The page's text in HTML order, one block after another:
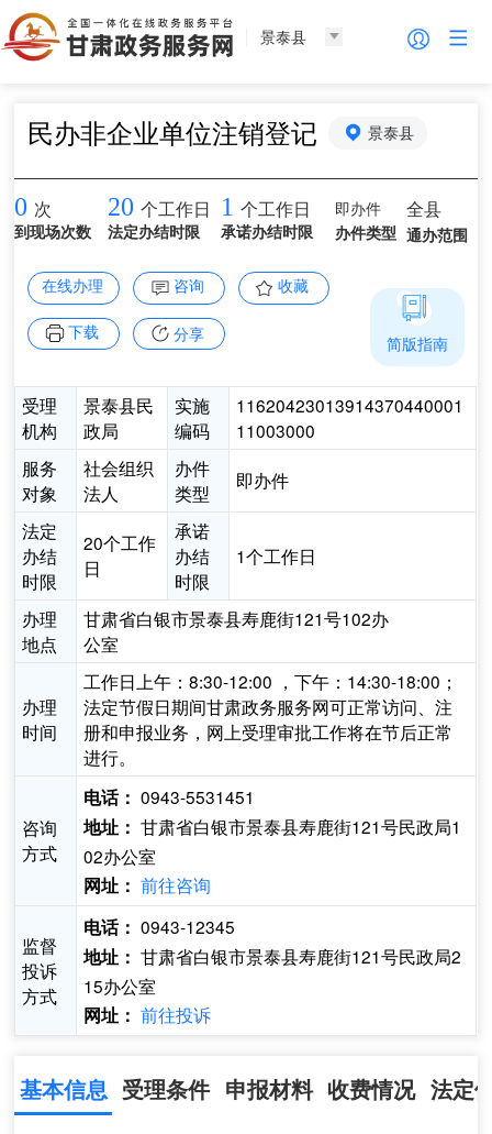
景泰县
民办非企业单位注销登记 景泰县
0 次
到现场次数
20 个工作日
法定办结时限
1 个工作日
承诺办结时限
即办件
办件类型
全县
通办范围
在线办理 咨询 收藏
下载 分享
受理
机构
景泰县民
政局
实施
编码
11620423013914370440001
11003000
服务
对象
社会组织
法人
办件
类型
即办件
法定
办结
时限
20个工作
日
承诺
办结
时限
1个工作日
办理
地点
甘肃省白银市景泰县寿鹿街121号102办
公室
办理
时间
工作日上午：8:30-12:00 ，下午：14:30-18:00；
法定节假日期间甘肃政务服务网可正常访问、注
册和申报业务，网上受理审批工作将在节后正常
进行。
咨询
方式
电话： 0943-5531451
地址： 甘肃省白银市景泰县寿鹿街121号民政局1
02办公室
网址： 前往咨询
监督
投诉
方式
电话： 0943-12345
地址： 甘肃省白银市景泰县寿鹿街121号民政局2
15办公室
网址： 前往投诉
简版指南
基本信息 受理条件 申报材料 收费情况 法定